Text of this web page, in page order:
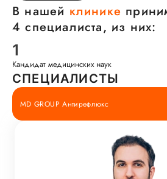
В нашей клинике
4 специалиста, из них:
1
Кандидат медицинских наук
СПЕЦИАЛИСТЫ
MD GROUP Антирефлюкс